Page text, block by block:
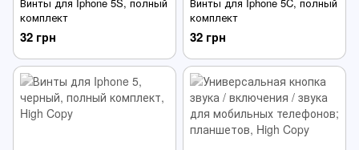
комплект
32 грн
комплект
32 грн